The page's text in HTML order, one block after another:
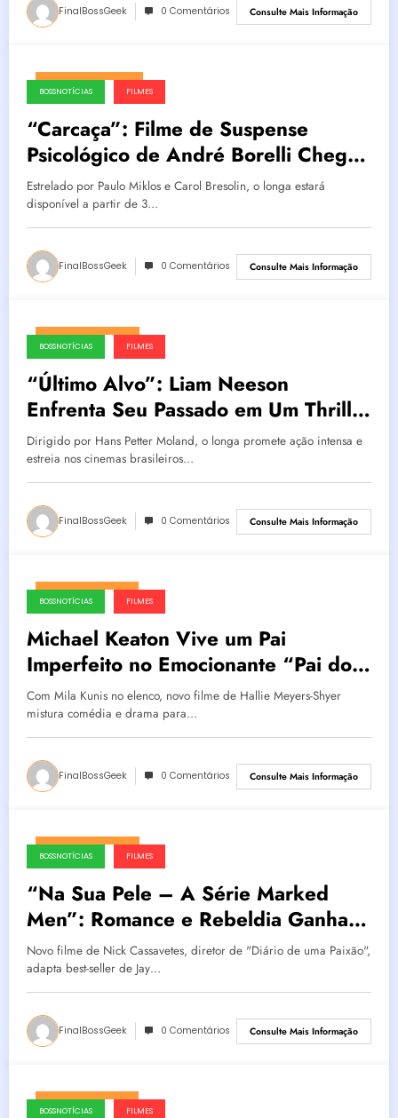
FinalBossGeek 0 Comentários Consulte Mais Informação
fevereiro 20, 2025
BOSSNOTÍCIAS FILMES
“Carcaça”: Filme de Suspense
Psicológico de André Borelli Chega
às Plataformas de Aluguel
Estrelado por Paulo Miklos e Carol Bresolin, o longa estará
disponível a partir de 3…
FinalBossGeek 0 Comentários Consulte Mais Informação
fevereiro 18, 2025
BOSSNOTÍCIAS FILMES
“Último Alvo”: Liam Neeson
Enfrenta Seu Passado em Um Thriller
de Ação e Redenção
Dirigido por Hans Petter Moland, o longa promete ação intensa e
estreia nos cinemas brasileiros…
FinalBossGeek 0 Comentários Consulte Mais Informação
fevereiro 17, 2025
BOSSNOTÍCIAS FILMES
Michael Keaton Vive um Pai
Imperfeito no Emocionante “Pai do
Ano”
Com Mila Kunis no elenco, novo filme de Hallie Meyers-Shyer
mistura comédia e drama para…
FinalBossGeek 0 Comentários Consulte Mais Informação
fevereiro 15, 2025
BOSSNOTÍCIAS FILMES
“Na Sua Pele – A Série Marked
Men”: Romance e Rebeldia Ganham
Vida nos Cinemas
Novo filme de Nick Cassavetes, diretor de "Diário de uma Paixão",
adapta best-seller de Jay…
FinalBossGeek 0 Comentários Consulte Mais Informação
fevereiro 14, 2025
BOSSNOTÍCIAS FILMES